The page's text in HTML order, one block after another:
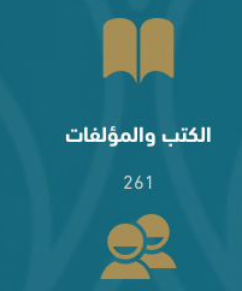
الكتب والمؤلفات
261